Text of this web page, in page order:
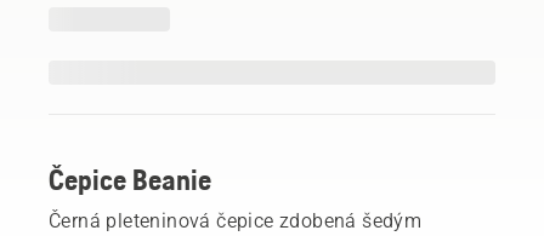
Čepice Beanie
Černá pleteninová čepice zdobená šedým